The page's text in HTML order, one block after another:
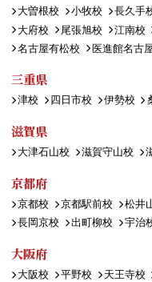
大曽根校
小牧校 長久手
大府校
尾張旭校 江南校
名古屋有松校
医進館名古
三重県
津校 四日市校 伊勢校
滋賀県
大津石山校 滋賀守山校
京都府
京都校 京都駅前校 松井
長岡京校
出町柳校 宇治
大阪府
大阪校 平野校 天王寺校